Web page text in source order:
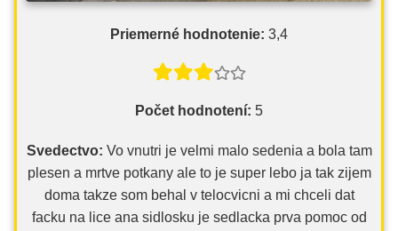
Priemerné hodnotenie: 3,4
Počet hodnotení: 5
Svedectvo: Vo vnutri je velmi malo sedenia a bola tam
plesen a mrtve potkany ale to je super lebo ja tak zijem
doma takze som behal v telocvicni a mi chceli dat
facku na lice ana sidlosku je sedlacka prva pomoc od